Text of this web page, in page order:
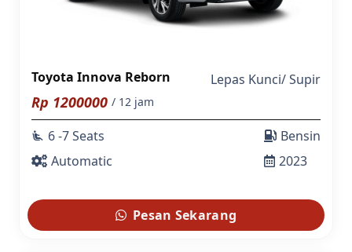
Toyota Innova Reborn Lepas Kunci/Supir
Rp 1200000 / 12 jam
airline_seat_recline_extra 6 -7 Seats
Automatic
Bensin
2023
Pesan Sekarang